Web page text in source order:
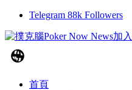
Telegram 88k Followers
首頁